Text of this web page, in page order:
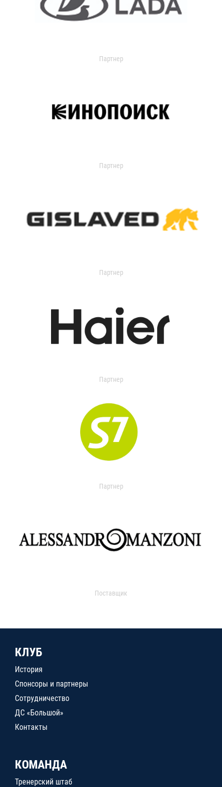
Партнер
Партнер
Партнер
Партнер
Партнер
Поставщик
КЛУБ
История
Спонсоры и партнеры
Сотрудничество
ДС «Большой»
Контакты
КОМАНДА
Тренерский штаб